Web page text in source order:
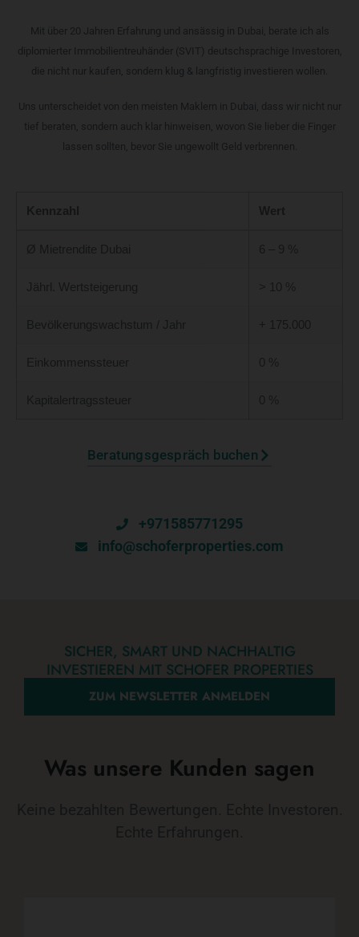
Mit über 20 Jahren Erfahrung und ansässig in Dubai, berate ich als
diplomierter Immobilientreuhänder (SVIT) deutschsprachige Investoren,
die nicht nur kaufen, sondern klug & langfristig investieren wollen.
Uns unterscheidet von den meisten Maklern in Dubai, dass wir nicht nur
tief beraten, sondern auch klar hinweisen, wovon Sie lieber die Finger
lassen sollten, bevor Sie ungewollt Geld verbrennen.
Kennzahl Wert
Jährl. Wertsteigerung > 10 %
Einkommenssteuer 0 %
Beratungsgespräch buchen
+971585771295
info@schoferproperties.com
SICHER, SMART UND NACHHALTIG
INVESTIEREN MIT SCHOFER PROPERTIES
ZUM NEWSLETTER ANMELDEN
Was unsere Kunden sagen